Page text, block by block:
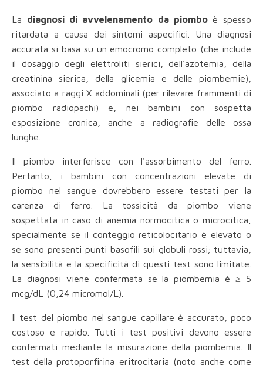
La diagnosi di avvelenamento da piombo è spesso
ritardata a causa dei sintomi aspecifici. Una diagnosi
accurata si basa su un emocromo completo (che include
il dosaggio degli elettroliti sierici, dell'azotemia, della
creatinina sierica, della glicemia e delle piombemie),
associato a raggi X addominali (per rilevare frammenti di
piombo radiopachi) e, nei bambini con sospetta
esposizione cronica, anche a radiografie delle ossa
lunghe.
Il piombo interferisce con l'assorbimento del ferro.
Pertanto, i bambini con concentrazioni elevate di
piombo nel sangue dovrebbero essere testati per la
carenza di ferro. La tossicità da piombo viene
sospettata in caso di anemia normocitica o microcitica,
specialmente se il conteggio reticolocitario è elevato o
se sono presenti punti basofili sui globuli rossi; tuttavia,
la sensibilità e la specificità di questi test sono limitate.
La diagnosi viene confermata se la piombemia è ≥ 5
mcg/dL (0,24 micromol/L).
Il test del piombo nel sangue capillare è accurato, poco
costoso e rapido. Tutti i test positivi devono essere
confermati mediante la misurazione della piombemia. Il
test della protoporfirina eritrocitaria (noto anche come